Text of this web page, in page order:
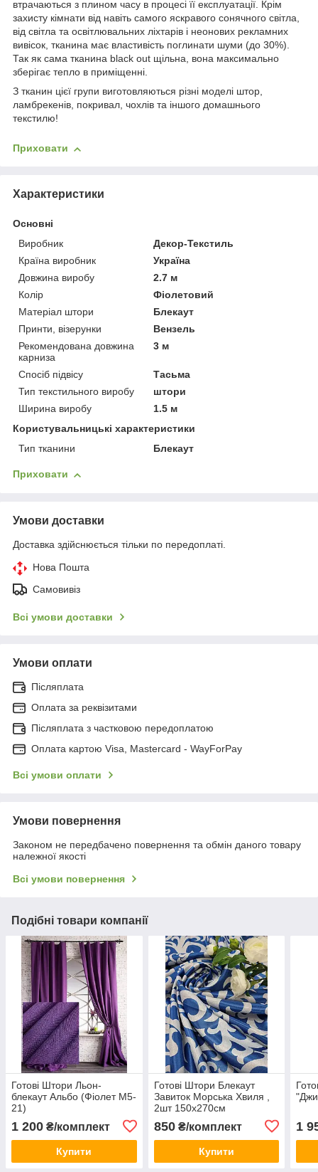
втрачаються з плином часу в процесі її експлуатації. Крім
захисту кімнати від навіть самого яскравого сонячного світла,
від світла та освітлювальних ліхтарів і неонових рекламних
вивісок, тканина має властивість поглинати шуми (до 30%).
Так як сама тканина black out щільна, вона максимально
зберігає тепло в приміщенні.
З тканин цієї групи виготовляються різні моделі штор,
ламбрекенів, покривал, чохлів та іншого домашнього
текстилю!
Приховати
Характеристики
Основні
Виробник
Декор-Текстиль
Країна виробник
Україна
Довжина виробу
2.7 м
Колір
Фіолетовий
Матеріал штори
Блекаут
Принти, візерунки
Вензель
Рекомендована довжина
карниза
3 м
Спосіб підвісу
Тасьма
Тип текстильного виробу
штори
Ширина виробу
1.5 м
Користувальницькі характеристики
Тип тканини
Блекаут
Приховати
Умови доставки
Доставка здійснюється тільки по передоплаті.
Нова Пошта
Самовивіз
Всі умови доставки
Умови оплати
Післяплата
Оплата за реквізитами
Післяплата з частковою передоплатою
Оплата картою Visa, Mastercard - WayForPay
Всі умови оплати
Умови повернення
Законом не передбачено повернення та обмін даного товару
належної якості
Всі умови повернення
Подібні товари компанії
Готові Штори Льон-
блекаут Альбо (Фіолет М5-
21)
1 200 ₴/комплект
Купити
Готові Штори Блекаут
Завиток Морська Хвиля ,
2шт 150х270см
850₴/комплект
Купити
1